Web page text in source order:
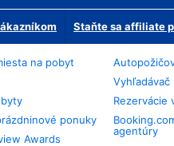
Staňte sa affiliate
na pobyt
ponuky
Awards
Rezervácie
agentúry